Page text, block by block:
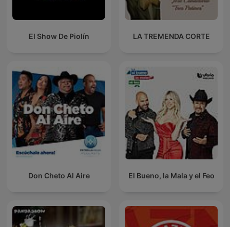
El Show De Piolín LA TREMENDA CORTE
Don Cheto Al Aire El Bueno, la Mala y el Feo